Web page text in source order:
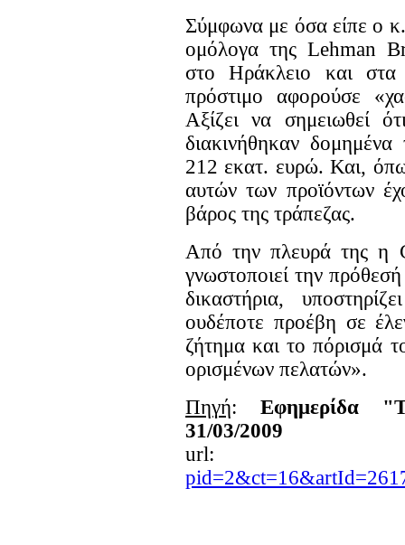
Σύμφωνα με όσα είπε ο
ομόλογα της Lehman
στο Ηράκλειο και
πρόστιμο αφορούσε
Αξίζει να σημειωθεί
διακινήθηκαν δομημένα
212 εκατ. ευρώ. Και,
αυτών των προϊόντων
βάρος της τράπεζας.
Από την πλευρά της η
γνωστοποιεί την
δικαστήρια,
ουδέποτε προέβη σε
ζήτημα και το πόρισμά
ορισμένων πελατών».
Πηγή:Εφημερίδα
31/03/2009